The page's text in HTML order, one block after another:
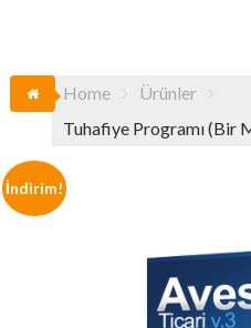
Home
Ürünler
Tuhafiye Programı (Bir
İndirim!